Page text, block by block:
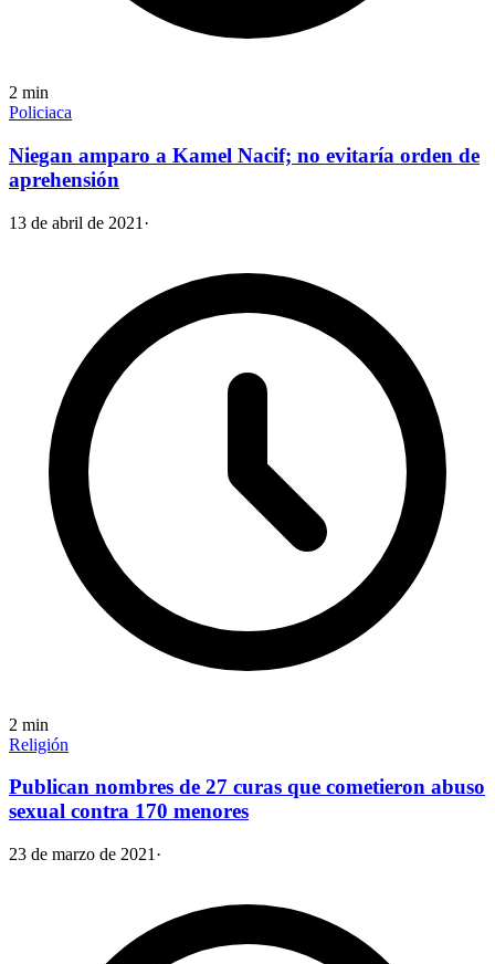
2 min
Policiaca
Niegan amparo a Kamel Nacif; no evitaría orden de
aprehensión
13 de abril de 2021 ·
2 min
Religión
Publican nombres de 27 curas que cometieron abuso
sexual contra 170 menores
23 de marzo de 2021 ·